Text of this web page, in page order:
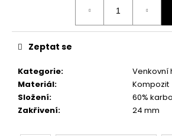
Kategorie:
Venkovní
Materiál:
Kompozit
Složení:
60%
Zakřivení: 24 mm
Zeptat se
e
m